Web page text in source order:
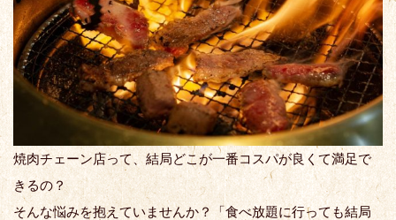
焼肉チェーン店って、結局どこが一番コスパが良くて満足で
きるの？
そんな悩みを抱えていませんか？「食べ放題に行っても結局